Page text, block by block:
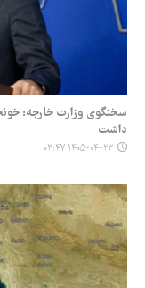
سخنگوی وزارت خارجه:
داشت
۱۴۰۵-۰۴-۲۳ ۰۳:۴۷